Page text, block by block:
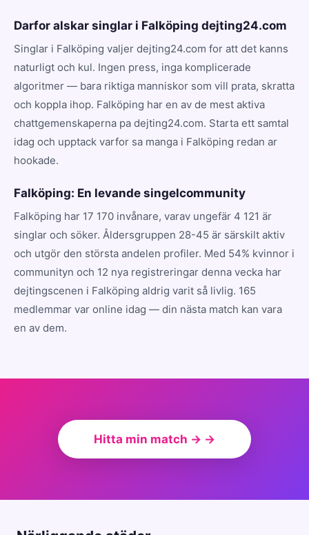
Darfor alskar singlar i Falköping dejting24.com
Singlar i Falköping valjer dejting24.com for att det kanns
naturligt och kul. Ingen press, inga komplicerade
algoritmer — bara riktiga manniskor som vill prata, skratta
och koppla ihop. Falköping har en av de mest aktiva
chattgemenskaperna pa dejting24.com. Starta ett samtal
idag och upptack varfor sa manga i Falköping redan ar
hookade.
Falköping: En levande singelcommunity
Falköping har 17 170 invånare, varav ungefär 4 121 är
singlar och söker. Åldersgruppen 28-45 är särskilt aktiv
och utgör den största andelen profiler. Med 54% kvinnor i
communityn och 12 nya registreringar denna vecka har
dejtingscenen i Falköping aldrig varit så livlig. 165
medlemmar var online idag — din nästa match kan vara
en av dem.
Hitta min match → →